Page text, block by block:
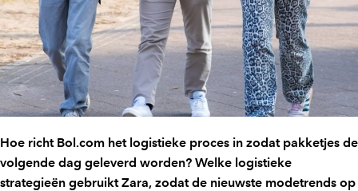
Hoe richt Bol.com het logistieke proces in zodat pakketjes de
volgende dag geleverd worden? Welke logistieke
strategieën gebruikt Zara, zodat de nieuwste modetrends op